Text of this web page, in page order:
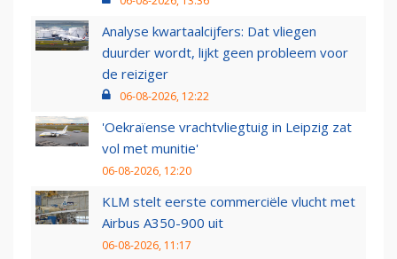
Analyse kwartaalcijfers: Dat vliegen
duurder wordt, lijkt geen probleem voor
de reiziger
06-08-2026, 12:22
'Oekraïense vrachtvliegtuig in Leipzig zat
vol met munitie'
06-08-2026, 12:20
KLM stelt eerste commerciële vlucht met
Airbus A350-900 uit
06-08-2026, 11:17